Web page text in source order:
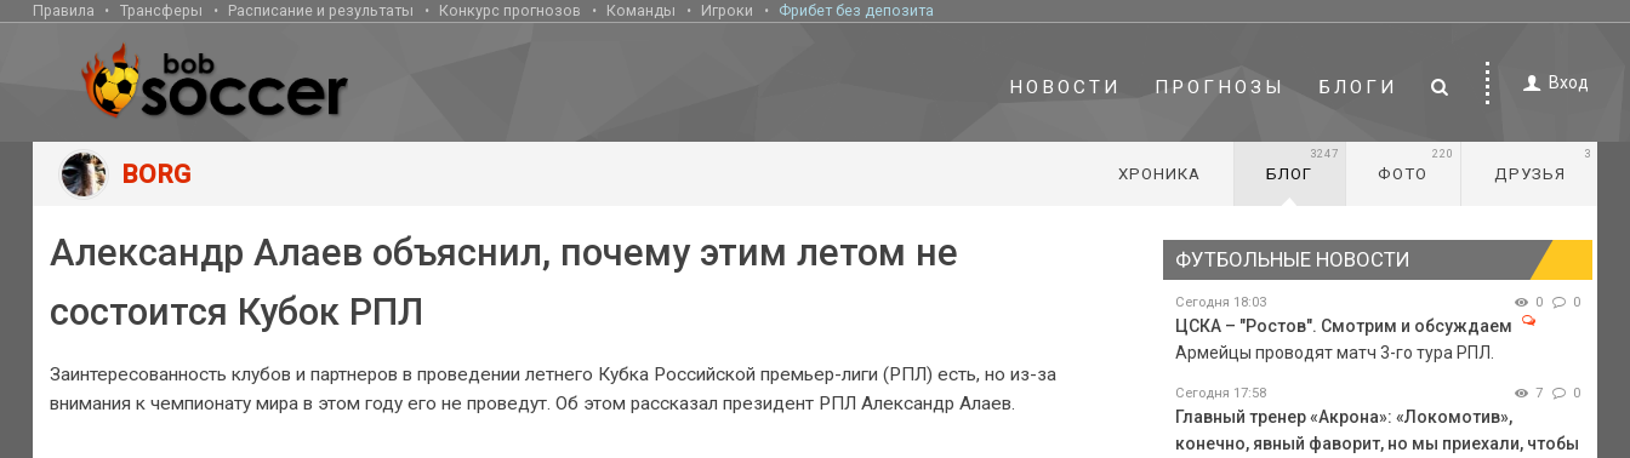
Правила Трансферы Расписание и результаты Конкурс прогнозов Команды Игроки Фрибет без депозита
НОВОСТИ ПРОГНОЗЫ БЛОГИ Вход
BORG ХРОНИКА БЛОГ
3247
ФОТО
220
ДРУЗЬЯ
3
Александр Алаев объяснил, почему этим летом не
состоится Кубок РПЛ
Заинтересованность клубов и партнеров в проведении летнего Кубка Российской премьер-лиги (РПЛ) есть, но из-за
внимания к чемпионату мира в этом году его не проведут. Об этом рассказал президент РПЛ Александр Алаев.
ФУТБОЛЬНЫЕ НОВОСТИ
Сегодня 18:03 0 0
ЦСКА – "Ростов". Смотрим и обсуждаем
Армейцы проводят матч 3-го тура РПЛ.
Сегодня 17:58 7 0
Главный тренер «Акрона»: «Локомотив»,
конечно, явный фаворит, но мы приехали, чтобы